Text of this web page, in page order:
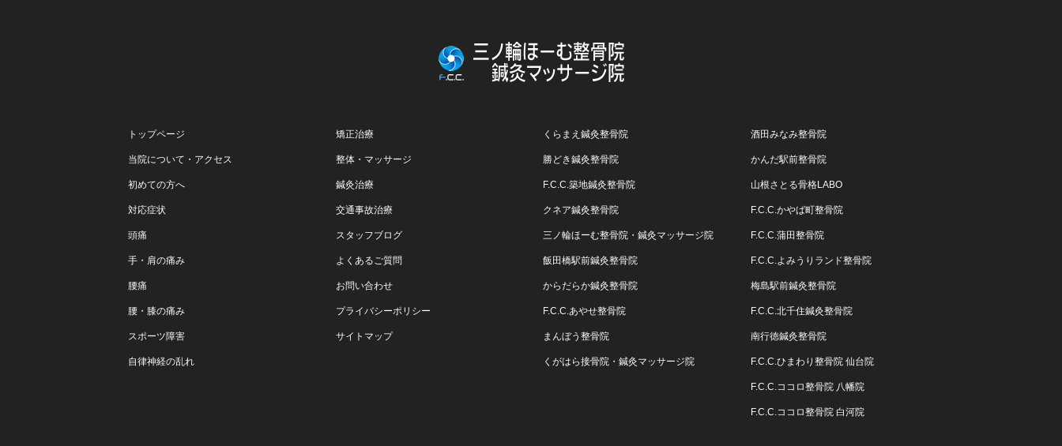
トップページ
当院について・アクセス
初めての方へ
対応症状
頭痛
手・肩の痛み
腰痛
腰・膝の痛み
スポーツ障害
自律神経の乱れ
矯正治療
整体・マッサージ
鍼灸治療
交通事故治療
スタッフブログ
よくあるご質問
お問い合わせ
プライバシーポリシー
サイトマップ
くらまえ鍼灸整骨院
勝どき鍼灸整骨院
F.C.C.築地鍼灸整骨院
クネア鍼灸整骨院
三ノ輪ほーむ整骨院・鍼灸マッサージ院
飯田橋駅前鍼灸整骨院
からだらか鍼灸整骨院
F.C.C.あやせ整骨院
まんぼう整骨院
くがはら接骨院・鍼灸マッサージ院
酒田みなみ整骨院
かんだ駅前整骨院
山根さとる骨格LABO
F.C.C.かやば町整骨院
F.C.C.蒲田整骨院
F.C.C.よみうりランド整骨院
梅島駅前鍼灸整骨院
F.C.C.北千住鍼灸整骨院
南行徳鍼灸整骨院
F.C.C.ひまわり整骨院 仙台院
F.C.C.ココロ整骨院 八幡院
F.C.C.ココロ整骨院 白河院